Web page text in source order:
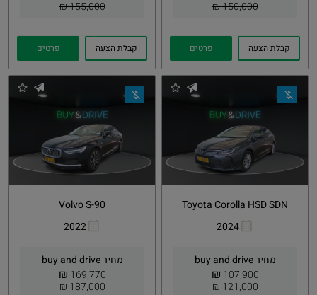
150,000 ₪
קבלת הצעה פרטים
155,000 ₪
קבלת הצעה פרטים
Toyota Corolla HSD SDN
2024
מחיר buy and drive
107,900
₪
121,000 ₪
Whatsapp
Volvo S-90
2022
מחיר buy and drive
169,770
₪
187,000 ₪
Whatsapp